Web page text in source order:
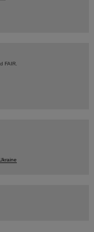
FAIR.